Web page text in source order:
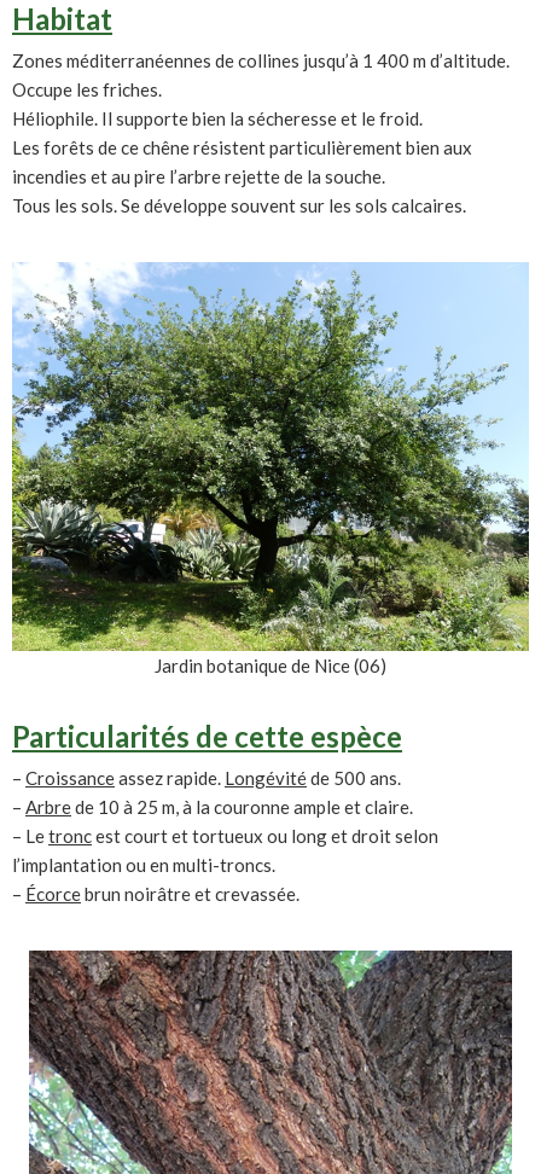
Habitat
Zones méditerranéennes de collines jusqu’à 1 400 m d’altitude.
Occupe les friches.
Héliophile. Il supporte bien la sécheresse et le froid.
Les forêts de ce chêne résistent particulièrement bien aux
incendies et au pire l’arbre rejette de la souche.
Tous les sols. Se développe souvent sur les sols calcaires.
Jardin botanique de Nice (06)
Particularités de cette espèce
– Croissanceassez rapide. Longévitéde 500 ans.
– Arbrede 10 à 25 m, à la couronne ample et claire.
– Letroncest court et tortueux ou long et droit selon
l’implantation ou en multi-troncs.
– Écorcebrun noirâtre et crevassée.